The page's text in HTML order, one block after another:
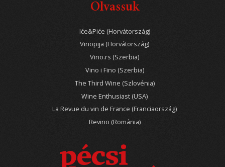
Olvassuk
Iće&Piće (Horvátország)
Vinopija (Horvátország)
Vino.rs (Szerbia)
Vino i Fino (Szerbia)
The Third Wine (Szlovénia)
Wine Enthusiast (USA)
La Revue du vin de France (Franciaország)
Revino (Románia)